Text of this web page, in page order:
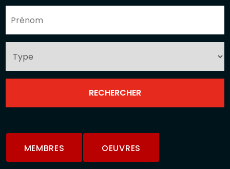
MEMBRES OEUVRES